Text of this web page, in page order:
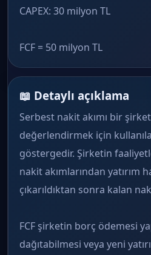
CAPEX: 30 milyon TL
FCF = 50 milyon TL
📖 Detaylı açıklama
Serbest nakit akımı bir
değerlendirmek için
göstergedir. Şirketin
nakit akımlarından yatırım
çıkarıldıktan sonra kalan
FCF şirketin borç ödemesi
dağıtabilmesi veya yeni